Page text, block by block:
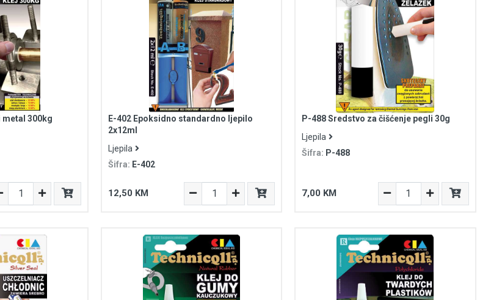
metal 300kg
E-402 Epoksidno standardno ljepilo
2x12ml
Ljepila
Šifra: E-402
12,50 KM
P-488 Sredstvo za čišćenje pegli 30g
Ljepila
Šifra: P-488
7,00 KM